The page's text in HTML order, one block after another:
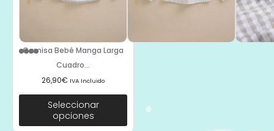
Camisa Bebé Manga Larga
Cuadro...
26,90€ IVA Incluido
Seleccionar
opciones